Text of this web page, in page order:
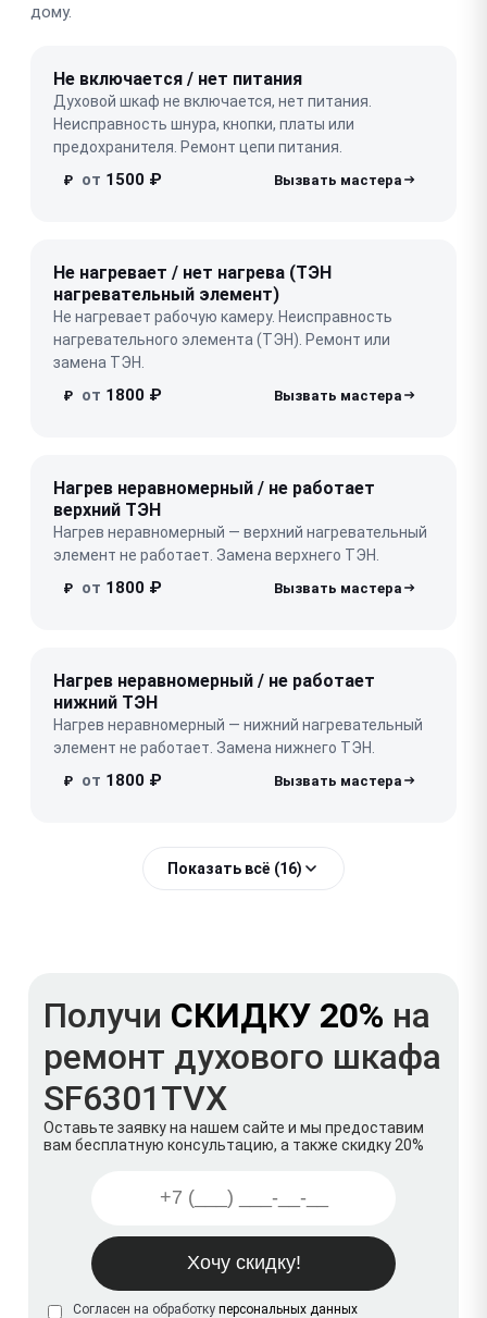
дому.
Не включается / нет питания
Духовой шкаф не включается, нет питания.
Неисправность шнура, кнопки, платы или
предохранителя. Ремонт цепи питания.
₽ от 1500 ₽
Не нагревает / нет нагрева (ТЭН
нагревательный элемент)
Не нагревает рабочую камеру. Неисправность
нагревательного элемента (ТЭН). Ремонт или
замена ТЭН.
₽ от 1800 ₽
Нагрев неравномерный / не работает
верхний ТЭН
Нагрев неравномерный — верхний нагревательный
элемент не работает. Замена верхнего ТЭН.
₽ от 1800 ₽
Нагрев неравномерный / не работает
нижний ТЭН
Нагрев неравномерный — нижний нагревательный
элемент не работает. Замена нижнего ТЭН.
₽ от 1800 ₽
Показать всё (16)
Получи СКИДКУ 20% на
ремонт духового шкафа
SF6301TVX
Оставьте заявку на нашем сайте и мы предоставим
вам бесплатную консультацию, а также скидку 20%
Согласен на обработку персональных данных